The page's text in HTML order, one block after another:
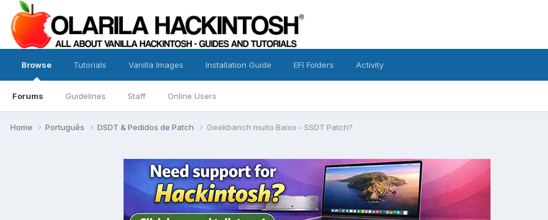
Browse
Forums Guidelines Staff Online Users
Tutorials Vanilla Images Installation Guide EFI Folders Activity
Home Português DSDT & Pedidos de Patch Geekbanch muito Baixo - SSDT Patch?